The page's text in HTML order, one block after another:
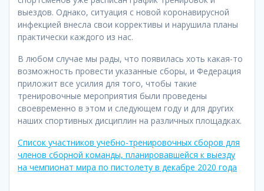
выездов. Однако, ситуация с новой коронавирусной
инфекцией внесла свои коррективы и нарушила планы
практически каждого из нас.
В любом случае мы рады, что появилась хоть какая-то
возможность провести указанные сборы, и Федерация
приложит все усилия для того, чтобы такие
тренировочные мероприятия были проведены
своевременно в этом и следующем году и для других
наших спортивных дисциплин на различных площадках.
Список участников учебно-тренировочных сборов для
членов сборной команды, планировавшейся к выезду
на чемпионат мира по пистолету в декабре 2020 года